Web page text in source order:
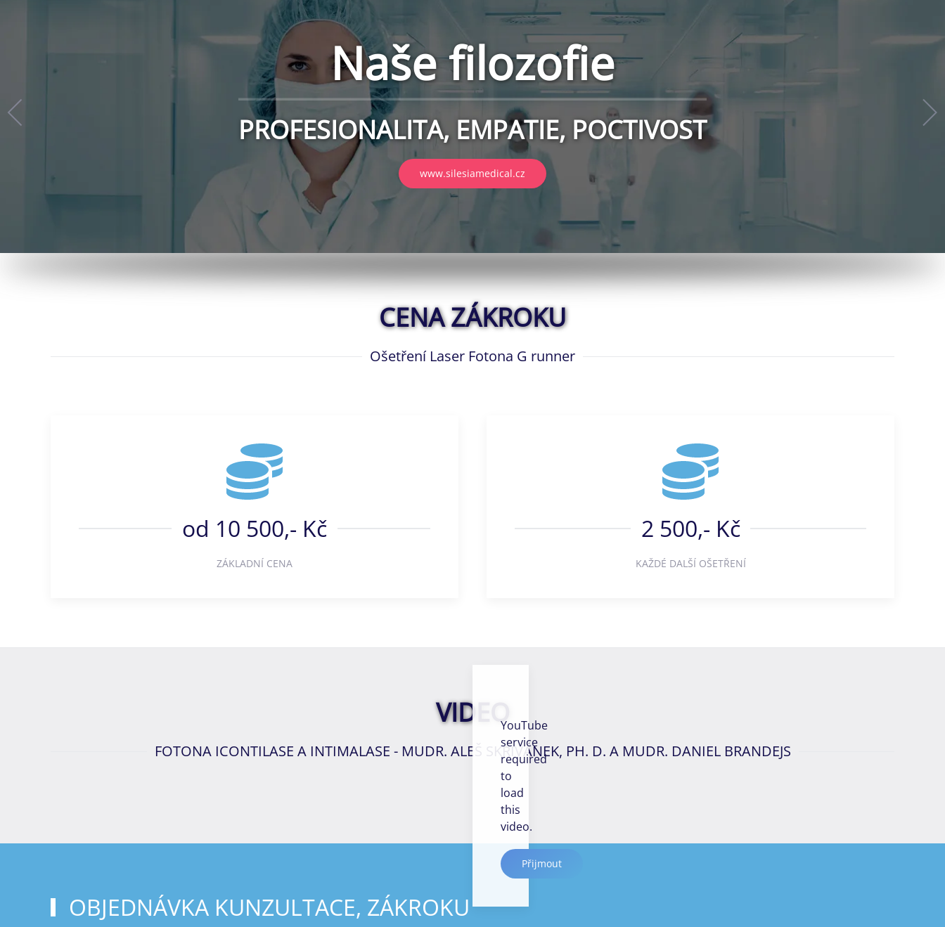
Klinika SILESIAMEDICAL
Klient na prvním místě je primárním cílem našeho poslání. Věříme, že
zdravotnická péče se musí soustředit na potřeby, přání a požadavky
klientů a jejich rodin.
CENA ZÁKROKU
Ošetření Laser Fotona G runner
od 10 500,- Kč
ZÁKLADNÍ CENA
2 500,- Kč
KAŽDÉ DALŠÍ OŠETŘENÍ
VIDEO
FOTONA ICONTILASE A INTIMALASE - MUDR. ALEŠ SKŘIVÁNEK, PH. D. A MUDR. DANIEL BRANDEJS
YouTube
service
required
to
load
this
video.
Přijmout
OBJEDNÁVKA KUNZULTACE, ZÁKROKU